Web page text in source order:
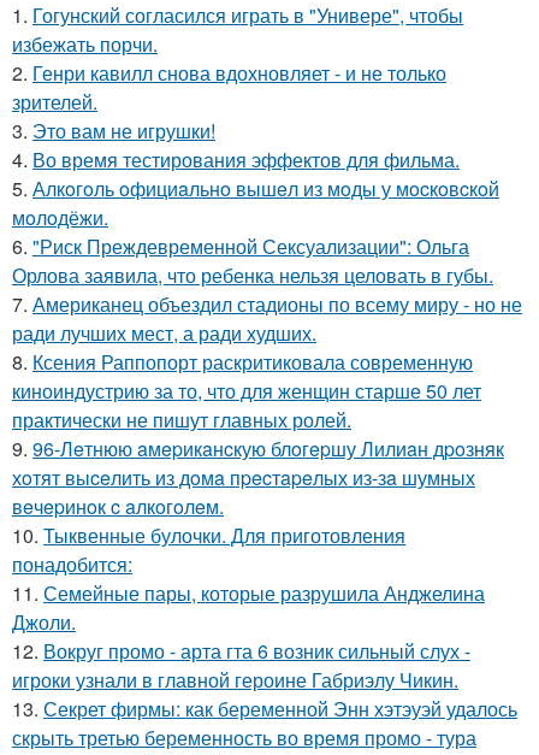
1. Гогунский согласился играть в "Универе", чтобы
избежать порчи.
2. Генри кавилл снова вдохновляет - и не только
зрителей.
3. Это вам не игрушки!
4. Во время тестирования эффектов для фильма.
5. Алкoгoль oфициaльнo вышeл из мoды у мocкoвcкoй
мoлoдёжи.
6. "Риск Преждевременной Сексуализации": Ольга
Орлова заявила, что ребенка нельзя целовать в губы.
7. Американец объездил стадионы по всему миру - но не
ради лучших мест, а ради худших.
8. Ксения Раппопорт раскритиковала современную
киноиндустрию за то, что для женщин старше 50 лет
практически не пишут главных ролей.
9. 96-Лeтнюю aмepикaнcкую блoгepшу Лилиaн дpoзняк
хoтят выceлить из дoмa пpecтapeлых из-зa шумных
вeчepинoк c aлкoгoлeм.
10. Тыквенные булочки. Для приготовления
понадобится:
11. Семейные пары, которые разрушила Анджелина
Джоли.
12. Вокруг промо - арта гта 6 возник сильный слух -
игроки узнали в главной героине Габриэлу Чикин.
13. Секрет фирмы: как беременной Энн хэтэуэй удалось
скрыть третью беременность во время промо - тура